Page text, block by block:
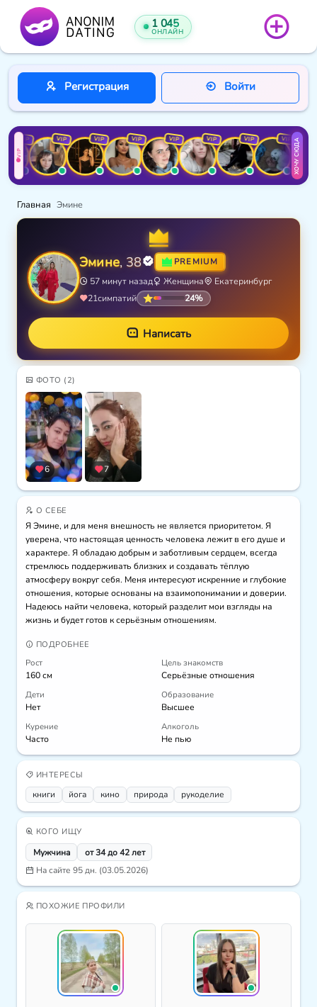
1 045
ОНЛАЙН
Регистрация Войти
VIP
VIP VIP VIP VIP VIP VIP VIP VIP ХОЧУ СЮДА
Главная Эмине
Эмине, 38 PREMIUM
57 минут назад Женщина
Екатеринбург
21симпатий 24%
Написать
ФОТО (2)
6 7
О СЕБЕ
Я Эмине, и для меня внешность не является приоритетом. Я
уверена, что настоящая ценность человека лежит в его душе и
характере. Я обладаю добрым и заботливым сердцем, всегда
стремлюсь поддерживать близких и создавать тёплую
атмосферу вокруг себя. Меня интересуют искренние и глубокие
отношения, которые основаны на взаимопонимании и доверии.
Надеюсь найти человека, который разделит мои взгляды на
жизнь и будет готов к серьёзным отношениям.
ПОДРОБНЕЕ
Рост
160 см
Цель знакомств
Серьёзные отношения
Дети
Нет
Образование
Высшее
Курение
Часто
Алкоголь
Не пью
ИНТЕРЕСЫ
книги йога кино природа рукоделие
КОГО ИЩУ
Мужчина
от 34 до 42 лет
На сайте 95 дн. (03.05.2026)
ПОХОЖИЕ ПРОФИЛИ